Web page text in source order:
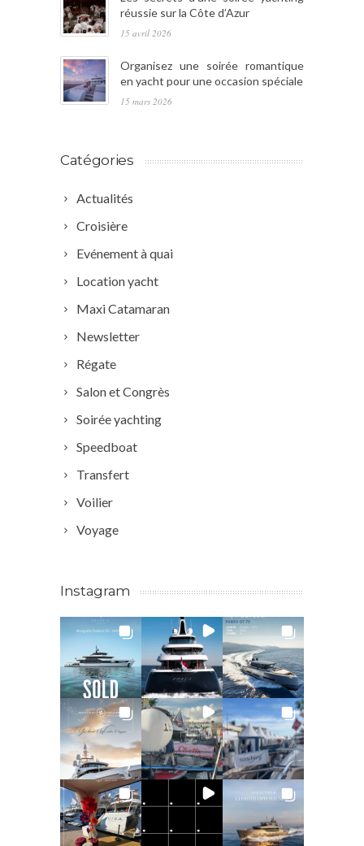
réussie sur la Côte d’Azur
15 avril 2026
Organisez une soirée romantique
en yacht pour une occasion spéciale
15 mars 2026
Catégories
Actualités
Croisière
Evénement à quai
Location yacht
Maxi Catamaran
Newsletter
Régate
Salon et Congrès
Soirée yachting
Speedboat
Transfert
Voilier
Voyage
Instagram